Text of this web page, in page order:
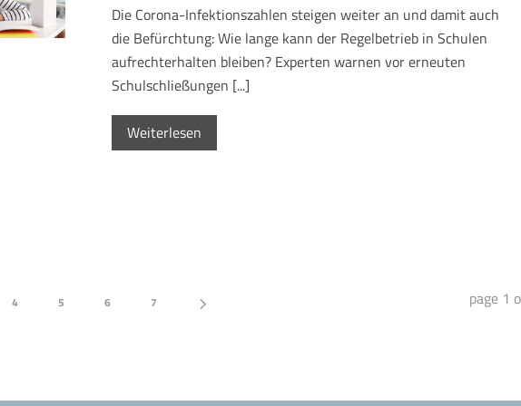
Die Corona-Infektionszahlen steigen weiter an und damit auch
die Befürchtung: Wie lange kann der Regelbetrieb in Schulen
aufrechterhalten bleiben? Experten warnen vor erneuten
Schulschließungen [...]
Weiterlesen
4 5 6 7 page 1